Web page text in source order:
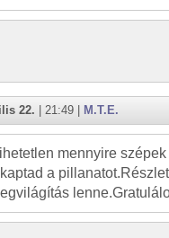
22. | 21:49 | M.T.E.
mennyire
a